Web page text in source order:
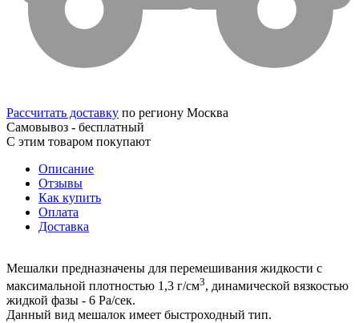
Рассчитать доставку по региону Москва
Самовывоз - бесплатный
С этим товаром покупают
Описание
Отзывы
Как купить
Оплата
Доставка
Мешалки предназначены для перемешивания жидкости с
максимальной плотностью 1,3 г/см3, динамической вязкостью
жидкой фазы ‐ 6 Ра/сек.
Данный вид мешалок имеет быстроходный тип.